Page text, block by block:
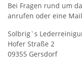
Bei Fragen rund um
anrufen oder eine
Solbrig`s
Hofer Straße 2
09355 Gersdorf